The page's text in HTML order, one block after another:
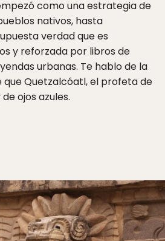
como una estrategia de
nativos, hasta
verdad que es
y reforzada por libros de
urbanas. Te hablo de la
que Quetzalcóatl, el profeta de
ojos azules.